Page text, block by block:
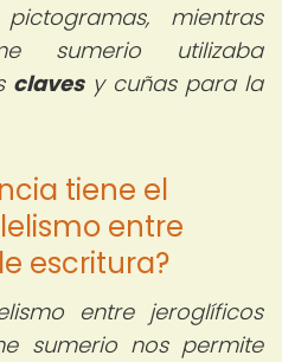
mientras
sumerio utilizaba
clavesy cuñas para la
tiene el
entre
escritura?
entre jeroglíficos
sumerio nos permite